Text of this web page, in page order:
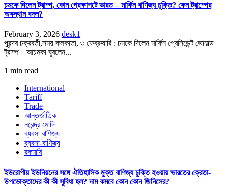
চমকে দিলেন ট্রাম্প, কোন প্রেক্ষাপটে ভারত – মার্কিন বাণিজ্য চুক্তি? কেন ট্রাম্পের
অবস্থান বদল?
February 3, 2026 desk1
পুরন্দর চক্রবর্তী,সময় কলকাতা, ৩ ফেব্রুয়ারি : চমকে দিলেন মার্কিন প্রেসিডেন্ট ডোনাল্ড
ট্রাম্প। আচমকা ঘুরলেন...
1 min read
International
Tariff
Trade
আন্তর্জাতিক
নরেন্দ্র মোদি
ব্যবসা বাণিজ্য
ব্যবসা-বাণিজ্য
রকমারি
ইউরোপীয় ইউনিয়নের সঙ্গে ঐতিহাসিক মুক্ত বাণিজ্য চুক্তি হওয়ায় ভারতের ক্রেতা-
উপভোক্তাদের কী কী সুবিধা হল? দাম কমবে কোন কোন জিনিসের?